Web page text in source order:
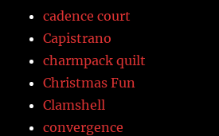
cadence court
Capistrano
charmpack quilt
Christmas Fun
Clamshell
convergence